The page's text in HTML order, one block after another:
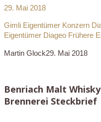
29. Mai 2018
Gimli Eigentümer Konzern
Eigentümer Diageo Frühere
Martin Glock29. Mai 2018
Benriach Malt
Brennerei Steckbrief